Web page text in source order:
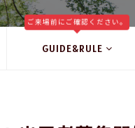
GUIDE&RULE
ご来場前にご確認ください。